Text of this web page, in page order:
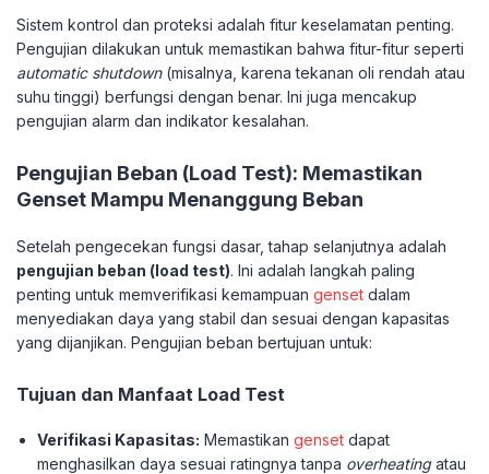
Sistem kontrol dan proteksi adalah fitur keselamatan penting.
Pengujian dilakukan untuk memastikan bahwa fitur-fitur seperti
automatic shutdown(misalnya, karena tekanan oli rendah atau
suhu tinggi) berfungsi dengan benar. Ini juga mencakup
pengujian alarm dan indikator kesalahan.
Pengujian Beban (Load Test): Memastikan
Genset Mampu Menanggung Beban
Setelah pengecekan fungsi dasar, tahap selanjutnya adalah
pengujian beban (load test). Ini adalah langkah paling
penting untuk memverifikasi kemampuan genset dalam
menyediakan daya yang stabil dan sesuai dengan kapasitas
yang dijanjikan. Pengujian beban bertujuan untuk:
Tujuan dan Manfaat Load Test
Verifikasi Kapasitas: Memastikangenset dapat
menghasilkan daya sesuai ratingnya tanpa overheatingatau